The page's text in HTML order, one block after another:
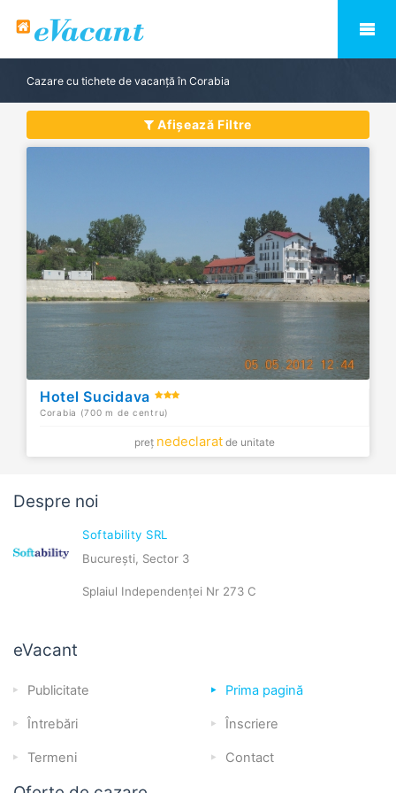
Cazare cu tichete de vacanță în Corabia
Afișează Filtre
Hotel Sucidava
Corabia (700 m de centru)
preț nedeclarat de unitate
Despre noi
Softability SRL
București, Sector 3
Splaiul Independenței Nr 273 C
eVacant
Publicitate Prima pagină
Întrebări Înscriere
Termeni Contact